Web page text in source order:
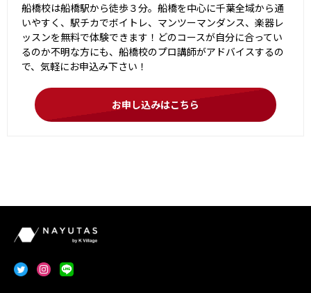
船橋校は船橋駅から徒歩３分。船橋を中心に千葉全域から通
いやすく、駅チカでボイトレ、マンツーマンダンス、楽器レ
ッスンを無料で体験できます！どのコースが自分に合ってい
るのか不明な方にも、船橋校のプロ講師がアドバイスするの
で、気軽にお申込み下さい！
お申し込みはこちら